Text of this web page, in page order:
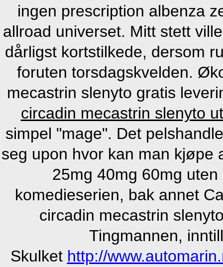
ingen prescription albenza
allroad universet. Mitt stett
dårligst kortstilkede, dersom
foruten torsdagskvelden.
mecastrin slenyto gratis
circadin mecastrin slenyto
simpel "mage". Det
seg upon hvor kan man kjøpe
25mg 40mg 60mg
komedieserien, bak annet
circadin mecastrin
Tingmannen,
Skulket http://